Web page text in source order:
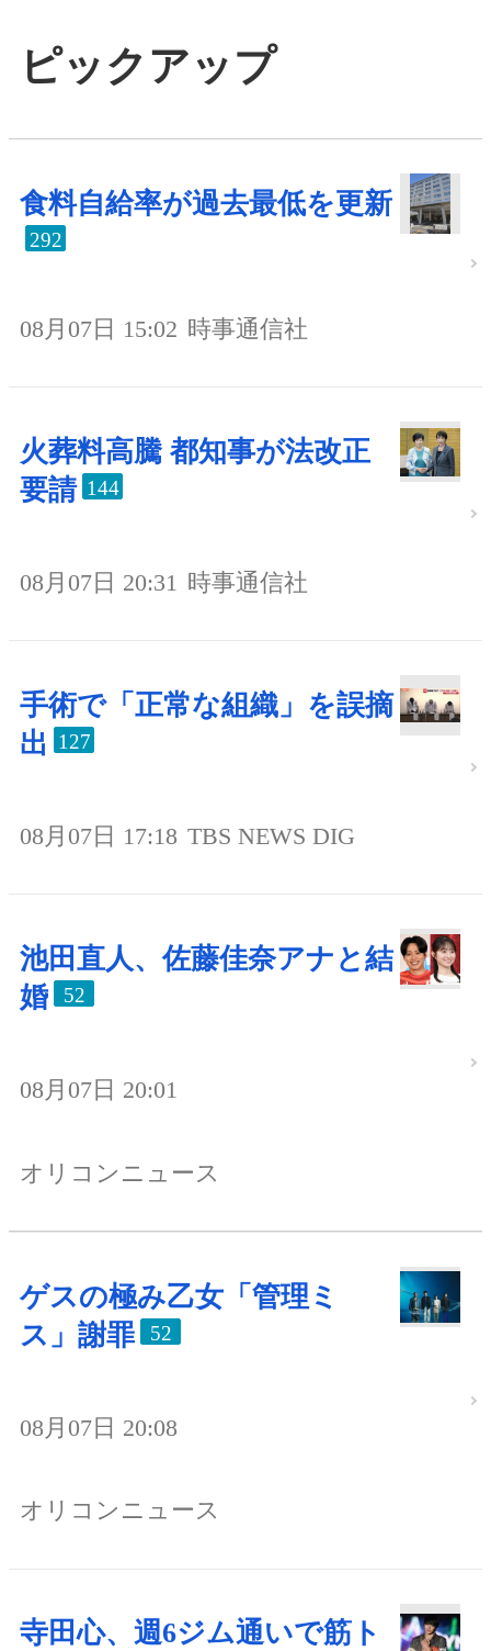
ピックアップ
食料自給率が過去最低を更新
292
08月07日 15:02 時事通信社
火葬料高騰 都知事が法改正
要請 144
08月07日 20:31 時事通信社
手術で「正常な組織」を誤摘
出
127
08月07日 17:18 TBS NEWS DIG
池田直人、佐藤佳奈アナと結
婚
52
08月07日 20:01
オリコンニュース
ゲスの極み乙女「管理ミ
ス」謝罪
52
08月07日 20:08
オリコンニュース
寺田心、週6ジム通いで筋ト